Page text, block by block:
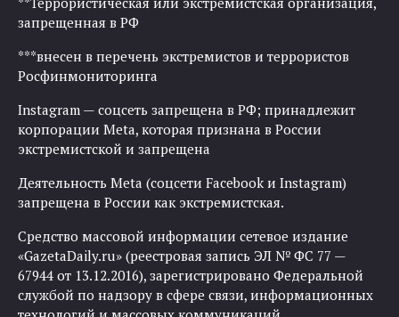
запрещенная в РФ
***внесен в перечень экстремистов и террористов
Росфинмониторинга
Instagram — соцсеть запрещена в РФ; принадлежит
корпорации Meta, которая признана в России
экстремистской и запрещена
Деятельность Meta (соцсети Facebook и Instagram)
запрещена в России как экстремистская.
Средство массовой информации сетевое издание
«GazetaDaily.ru» (реестровая запись ЭЛ № ФС 77 —
67944 от 13.12.2016), зарегистрировано Федеральной
службой по надзору в сфере связи, информационных